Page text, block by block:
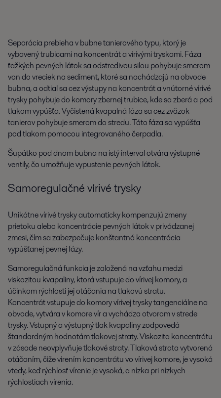
Separácia prebieha v bubne tanierového typu, ktorý je
vybavený trubicami na koncentrát a vírivými tryskami. Fáza
ťažkých pevných látok sa odstredivou silou pohybuje smerom
von do vreciek na sediment, ktoré sa nachádzajú na obvode
bubna, a odtiaľ sa cez výstupy na koncentrát a vnútorné vírivé
trysky pohybuje do komory zbernej trubice, kde sa zberá a pod
tlakom vypúšťa. Vyčistená kvapalná fáza sa cez zväzok
tanierov pohybuje smerom do stredu. Táto fáza sa vypúšťa
pod tlakom pomocou integrovaného čerpadla.
Šupátko pod dnom bubna na istý interval otvára výstupné
ventily, čo umožňuje vypustenie pevných látok.
Samoregulačné vírivé trysky
Unikátne vírivé trysky automaticky kompenzujú zmeny
prietoku alebo koncentrácie pevných látok v privádzanej
zmesi, čím sa zabezpečuje konštantná koncentrácia
vypúšťanej pevnej fázy.
Samoregulačná funkcia je založená na vzťahu medzi
viskozitou kvapaliny, ktorá vstupuje do vírivej komory, a
účinkom rýchlosti jej otáčania na tlakovú stratu.
Koncentrát vstupuje do komory vírivej trysky tangenciálne na
obvode, vytvára v komore vír a vychádza otvorom v strede
trysky. Vstupný a výstupný tlak kvapaliny zodpovedá
štandardným hodnotám tlakovej straty. Viskozita koncentrátu
v zásade neovplyvňuje tlakové straty. Tlaková strata vytvorená
otáčaním, čiže vírením koncentrátu vo vírivej komore, je vysoká
vtedy, keď rýchlosť vírenie je vysoká, a nízka pri nízkych
rýchlostiach vírenia.